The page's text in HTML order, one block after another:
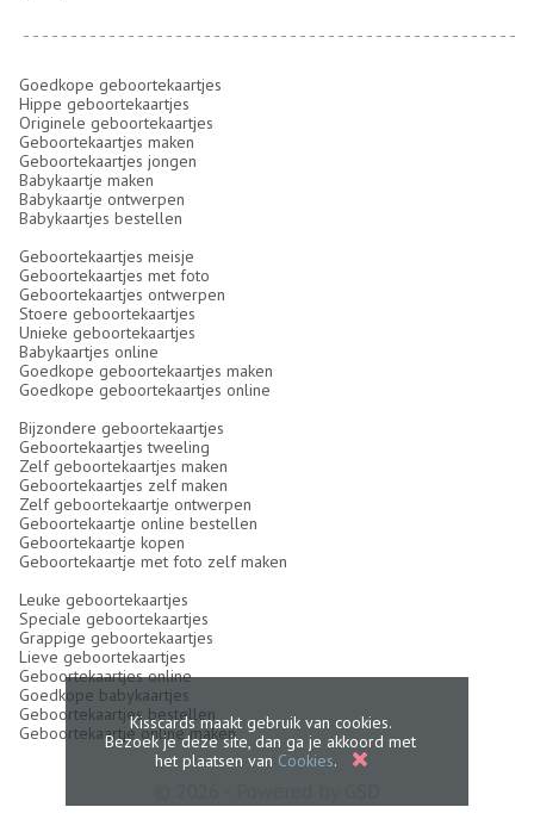
Goedkope geboortekaartjes
Hippe geboortekaartjes
Originele geboortekaartjes
Geboortekaartjes maken
Geboortekaartjes jongen
Babykaartje maken
Babykaartje ontwerpen
Babykaartjes bestellen
Geboortekaartjes meisje
Geboortekaartjes met foto
Geboortekaartjes ontwerpen
Stoere geboortekaartjes
Unieke geboortekaartjes
Babykaartjes online
Goedkope geboortekaartjes maken
Goedkope geboortekaartjes online
Bijzondere geboortekaartjes
Geboortekaartjes tweeling
Zelf geboortekaartjes maken
Geboortekaartjes zelf maken
Zelf geboortekaartje ontwerpen
Geboortekaartje online bestellen
Geboortekaartje kopen
Geboortekaartje met foto zelf maken
Leuke geboortekaartjes
Speciale geboortekaartjes
Grappige geboortekaartjes
Lieve geboortekaartjes
Geboortekaartjes online
Goedkope babykaartjes
Geboortekaartjes bestellen
Geboortekaartje online makenKisscards maakt gebruik van cookies.
Bezoek je deze site, dan ga je akkoord met
het plaatsen van Cookies.